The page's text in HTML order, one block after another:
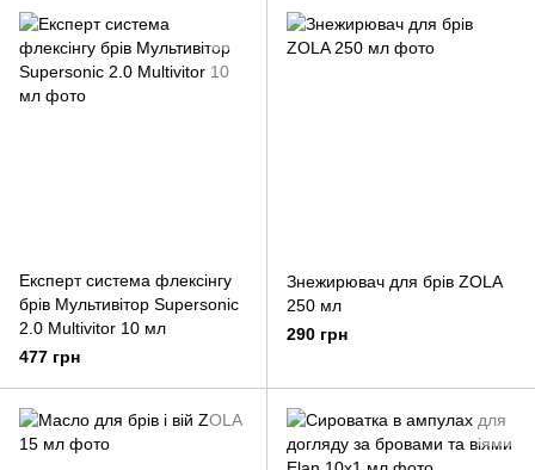
Експерт система флексінгу
брів Мультивітор Supersonic
2.0 Multivitor 10 мл
477 грн
Знежирювач для брів ZOLA
250 мл
290 грн